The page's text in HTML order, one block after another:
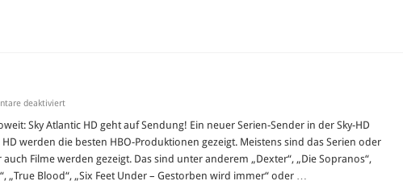
deaktiviertfür
Atlantic
Sky Atlantic HD geht auf Sendung! Ein neuer Serien-Sender in der Sky-HD
HD werden die besten HBO-Produktionen gezeigt. Meistens sind das Serien oder
Filme werden gezeigt. Das sind unter anderem „Dexter“, „Die Sopranos“,
„True Blood“, „Six Feet Under – Gestorben wird immer“ oder …